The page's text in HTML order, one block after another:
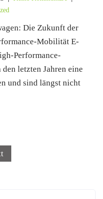
Die Zukunft der
Mobilität E-
Performance-
letzten Jahren eine
und sind längst nicht